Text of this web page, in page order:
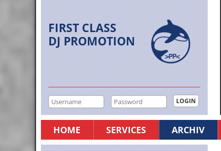
FIRST CLASS
DJ PROMOTION
HOME SERVICES ARCHIV